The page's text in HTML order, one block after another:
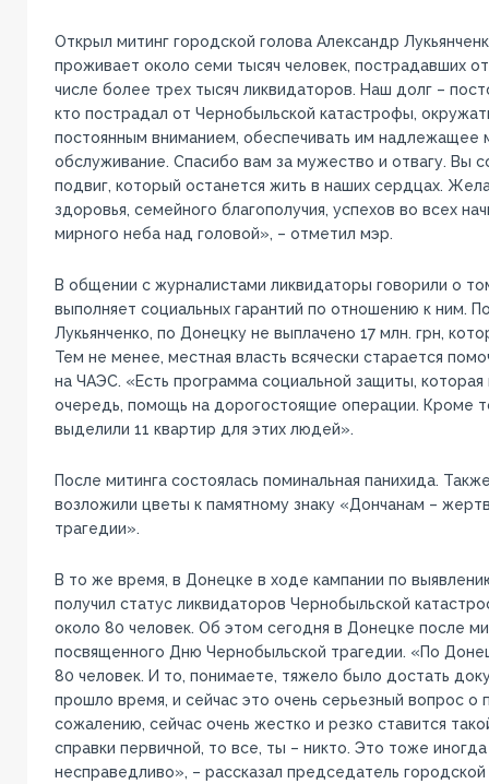
Открыл митинг городской голова Александр
проживает около семи тысяч человек, пострадавших
числе более трех тысяч ликвидаторов. Наш долг –
кто пострадал от Чернобыльской катастрофы,
постоянным вниманием, обеспечивать им надлежащее
обслуживание. Спасибо вам за мужество и отвагу. Вы
подвиг, который останется жить в наших сердцах.
здоровья, семейного благополучия, успехов во всех
мирного неба над головой», – отметил мэр.
В общении с журналистами ликвидаторы говорили о
выполняет социальных гарантий по отношению к ним.
Лукьянченко, по Донецку не выплачено 17 млн. грн,
Тем не менее, местная власть всячески старается
на ЧАЭС. «Есть программа социальной защиты,
очередь, помощь на дорогостоящие операции. Кроме
выделили 11 квартир для этих людей».
После митинга состоялась поминальная панихида.
возложили цветы к памятному знаку «Дончанам –
трагедии».
В то же время, в Донецке в ходе кампании по
получил статус ликвидаторов Чернобыльской
около 80 человек. Об этом сегодня в Донецке после
посвященного Дню Чернобыльской трагедии. «По
80 человек. И то, понимаете, тяжело было достать
прошло время, и сейчас это очень серьезный вопрос о
сожалению, сейчас очень жестко и резко ставится
справки первичной, то все, ты – никто. Это тоже
несправедливо», – рассказал председатель